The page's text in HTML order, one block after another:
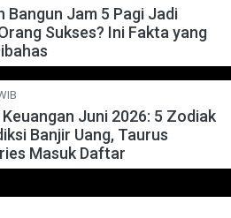
Bangun Jam 5 Pagi Jadi
Sukses? Ini Fakta yang
Keuangan Juni 2026: 5 Zodiak
Banjir Uang, Taurus
Masuk Daftar